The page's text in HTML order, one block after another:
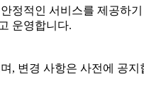
정적인 서비스를 제공하
운영합니다.
, 변경 사항은 사전에 공지